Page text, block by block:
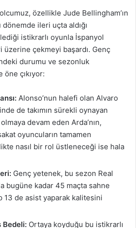
özellikle Jude Bellingham’ın
dönemde ileri uçta aldığı
istikrarlı oyunla İspanyol
çekmeyi başardı. Genç
durumu ve sezonluk
çıkıyor:
Alonso’nun halefi olan Alvaro
de takımın sürekli oynayan
devam eden Arda’nın,
oyuncuların tamamen
nasıl bir rol üstleneceği ise hala
Genç yetenek, bu sezon Real
bugüne kadar 45 maçta sahne
13 de asist yaparak kalitesini
Bedeli: Ortaya koyduğu bu istikrarlı